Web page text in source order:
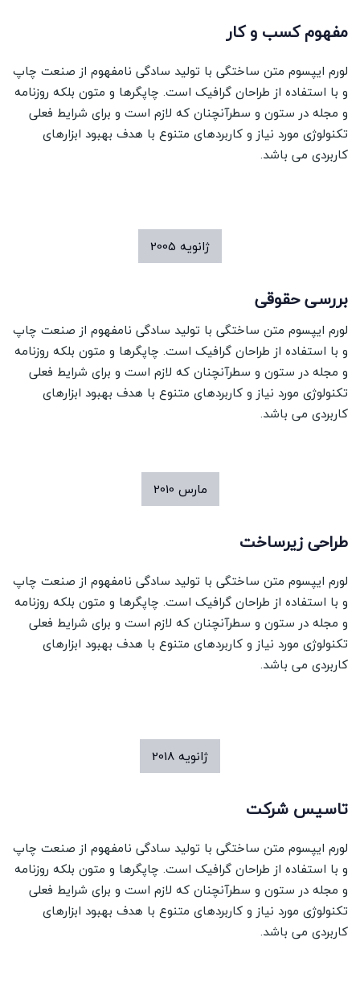
مفهوم کسب و کار
لورم ایپسوم متن ساختگی با تولید سادگی نامفهوم از صنعت چاپ
و با استفاده از طراحان گرافیک است. چاپگرها و متون بلکه روزنامه
و مجله در ستون و سطرآنچنان که لازم است و برای شرایط فعلی
تکنولوژی مورد نیاز و کاربردهای متنوع با هدف بهبود ابزارهای
کاربردی می باشد.
ژانویه 2005
بررسی حقوقی
لورم ایپسوم متن ساختگی با تولید سادگی نامفهوم از صنعت چاپ
و با استفاده از طراحان گرافیک است. چاپگرها و متون بلکه روزنامه
و مجله در ستون و سطرآنچنان که لازم است و برای شرایط فعلی
تکنولوژی مورد نیاز و کاربردهای متنوع با هدف بهبود ابزارهای
کاربردی می باشد.
مارس 2010
طراحی زیرساخت
لورم ایپسوم متن ساختگی با تولید سادگی نامفهوم از صنعت چاپ
و با استفاده از طراحان گرافیک است. چاپگرها و متون بلکه روزنامه
و مجله در ستون و سطرآنچنان که لازم است و برای شرایط فعلی
تکنولوژی مورد نیاز و کاربردهای متنوع با هدف بهبود ابزارهای
کاربردی می باشد.
ژانویه2018
تاسیس شرکت
لورم ایپسوم متن ساختگی با تولید سادگی نامفهوم از صنعت چاپ
و با استفاده از طراحان گرافیک است. چاپگرها و متون بلکه روزنامه
و مجله در ستون و سطرآنچنان که لازم است و برای شرایط فعلی
تکنولوژی مورد نیاز و کاربردهای متنوع با هدف بهبود ابزارهای
کاربردی می باشد.